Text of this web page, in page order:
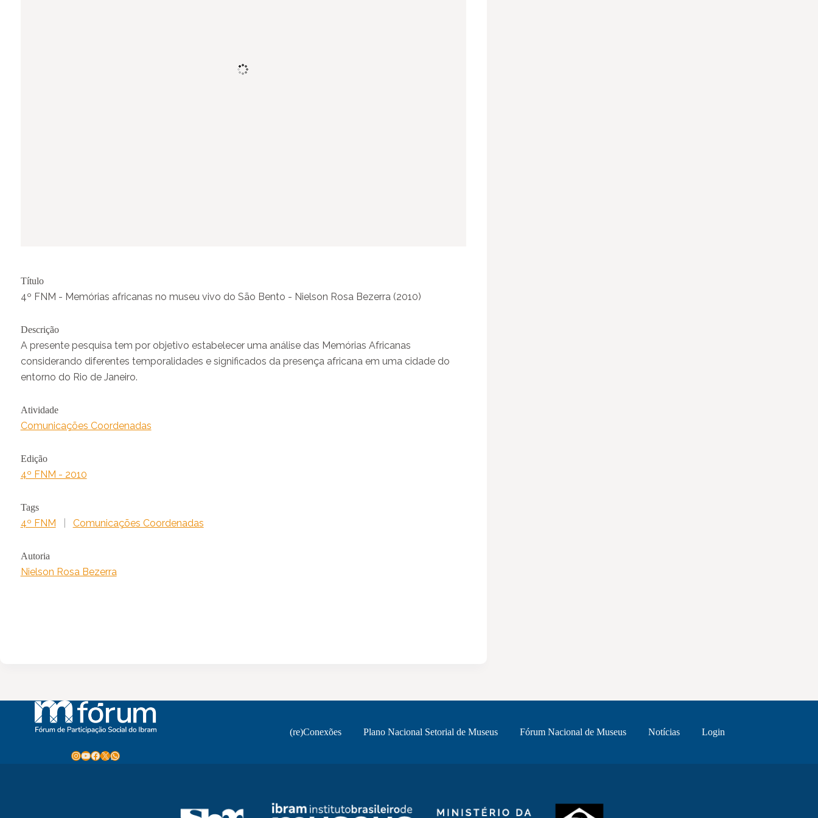
Título
4º FNM - Memórias africanas no museu vivo do São Bento - Nielson Rosa Bezerra (2010)
Descrição
A presente pesquisa tem por objetivo estabelecer uma análise das Memórias Africanas
considerando diferentes temporalidades e significados da presença africana em uma cidade do
entorno do Rio de Janeiro.
Atividade
Comunicações Coordenadas
Edição
4º FNM - 2010
Tags
4º FNM Comunicações Coordenadas
Autoria
Nielson Rosa Bezerra
Instagram
Youtube
Facebook
X WhatsApp
(re)Conexões Plano Nacional Setorial de Museus Fórum Nacional de Museus Notícias Login